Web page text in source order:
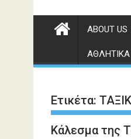
ABOUT US
ΑΘΛΗΤΙΚΆ
Ετικέτα:
Κάλεσμα της